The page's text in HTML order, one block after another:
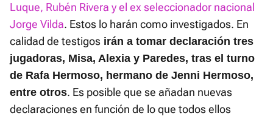
Luque, Rubén Rivera y el ex seleccionador nacional
Jorge Vilda. Estos lo harán como investigados. En
calidad de testigos irán a tomar declaración tres
jugadoras, Misa, Alexia y Paredes, tras el turno
de Rafa Hermoso, hermano de Jenni Hermoso,
entre otros. Es posible que se añadan nuevas
declaraciones en función de lo que todos ellos